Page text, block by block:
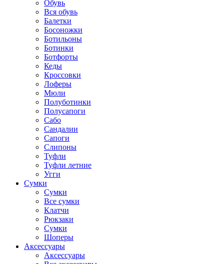
Обувь
Вся обувь
Балетки
Босоножки
Ботильоны
Ботинки
Ботфорты
Кеды
Кроссовки
Лоферы
Мюли
Полуботинки
Полусапоги
Сабо
Сандалии
Сапоги
Слипоны
Туфли
Туфли летние
Угги
Сумки
Сумки
Все сумки
Клатчи
Рюкзаки
Сумки
Шоперы
Аксессуары
Аксессуары